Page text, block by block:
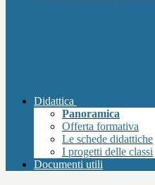
Didattica
Panoramica
Offerta formativa
Le schede didattiche
I progetti delle classi
Documenti utili